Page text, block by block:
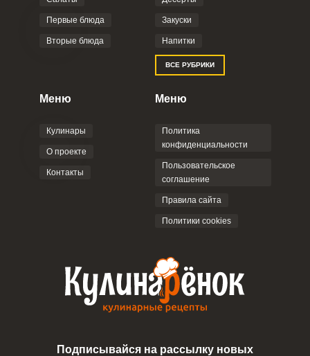
Первые блюда
Вторые блюда
Закуски
Напитки
ВСЕ РУБРИКИ
Меню
Кулинары
О проекте
Контакты
Меню
Политика
конфиденциальности
Пользовательское
соглашение
Правила сайта
Политики cookies
Подписывайся на рассылку новых